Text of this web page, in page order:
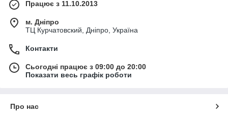
Працює з 11.10.2013
м. Дніпро
ТЦ Курчатовский, Дніпро, Україна
Контакти
Сьогодні працює з 09:00 до 20:00
Показати весь графік роботи
Про нас